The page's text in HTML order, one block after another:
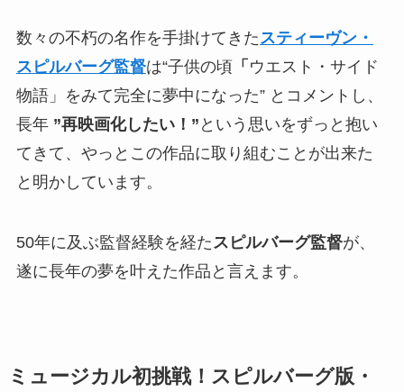
数々の不朽の名作を手掛けてきた スティーヴン・
スピルバーグ監督は“子供の頃 「 ウエスト・サイド
物語」をみて完全に夢中になった” とコメントし、
長年 ”再映画化したい！” という思いをずっと抱い
てきて、やっとこの作品に取り組むことが出来た
と明かしています。
50年に及ぶ監督経験を経たスピルバーグ監督が、
遂に長年の夢を叶えた作品と言えます。
ミュージカル初挑戦！スピルバーグ版・